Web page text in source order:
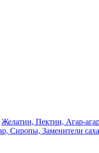
Желатин, Пектин, Агар-
Сиропы, Заменители